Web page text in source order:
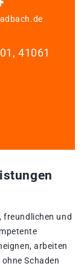
41061
freundlichen und
arbeiten
Schaden